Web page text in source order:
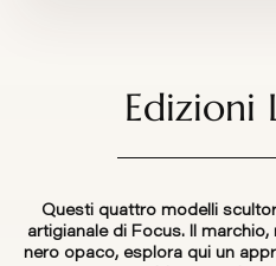
Edizioni
Questi quattro modelli
artigianale di Focus. Il
nero opaco, esplora qui un